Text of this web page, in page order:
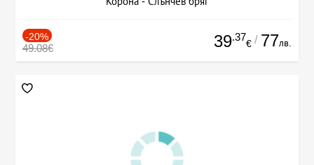
-20%
49.08€ 39.37
€ / 77лв.